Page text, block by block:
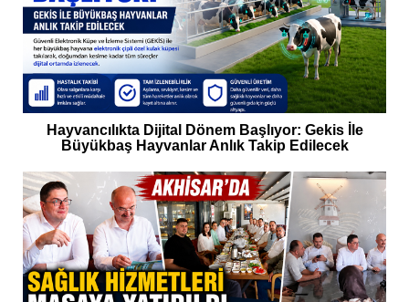
Hayvancılıkta Dijital Dönem Başlıyor: Gekis İle
Büyükbaş Hayvanlar Anlık Takip Edilecek